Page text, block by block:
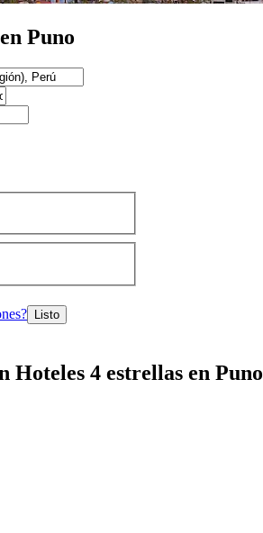
Puno
Listo
Hoteles 4 estrellas en Puno